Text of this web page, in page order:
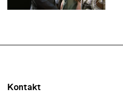
Kontakt